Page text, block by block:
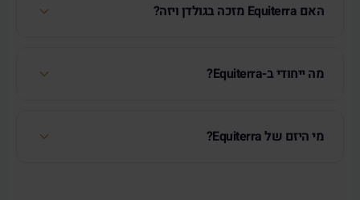
האם Equiterra מזכה בגולדן ויזה?
מה ייחודי ב-Equiterra?
מי היזם של Equiterra?